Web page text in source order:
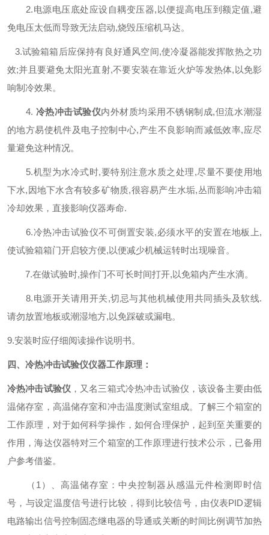
2.电源电压底处应设自耦变压器,以便提高电压到额定值,避
免电压太低而导致无法启动,烧毁压缩机马达。
3.试验箱箱后应保持有良好通风空间,使冷凝器能发挥散热之功
效;并且要避免太阳光直射,不要安装在靠近火炉等发热体,以免影
响制冷效果。
4. 冷热冲击试验仪内外材质均采用不锈钢制成,但流水潮湿
的地方易使机件及电子控制中心,产生不良影响而减低效率,应尽
量避免这种情况。
5.机型为水冷式时,要特别注意水质之处理,尽量不要使用地
下水,因地下水含有较多矿物质,很容易产生水垢,丛而影响冲击箱
冷却效果，直接影响仪器寿命.
6.冷热冲击试验仪不可倒置安装,必须水平的安置在地板上,
使试验箱箱门开启较方便,以便减少机械运转时出现噪音。
7.在做试验时,操作门不可长时间打开,以免箱内产生水滴。
8.电源开关请用开关,切忌与其他机械使用共同插头及软线.
请勿放置地板或潮湿地方,以免踩破或漏电。
9.安装时应仔细阅读操作说明书。
四、冷热冲击试验仪仪器工作原理：
冷热冲击试验仪 ，又名三箱式冷热冲击试验仪，该设备主要由低
温储存室，高温储存室和冲击温度测试室组成。了解三个箱室的
工作原理，对于如何科学操作，如何合理保护，起到至关重要的
作用，海达仪器特对三个箱室的工作原理进行技术公示，已备用
户参考借鉴。
（1）、高温储存室：中央控制器从感温元件检测即时信
号，与设定温度信号进行比较，得到比较信号，由仪表PID逻辑
电路输出信号控制固态继电器的导通或关断的时间比例调节加热